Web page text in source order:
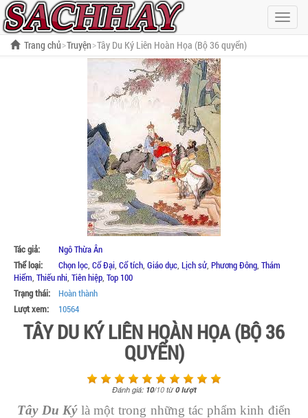
Hiện
menu
Trang chủ Truyện Tây Du Ký Liên Hoàn Họa (Bộ 36 quyển)
Tác giả:
Ngô Thừa Ân
Thể loại:
Chọn lọc, Cổ Đại, Cổ tích, Giáo dục, Lịch sử, Phương Đông, Thám
Hiểm, Thiếu nhi, Tiên hiệp, Top 100
Trạng thái:
Hoàn thành
Lượt xem:
10564
TÂY DU KÝ LIÊN HOÀN HỌA (BỘ 36
QUYỂN)
Đánh giá: 10/10từ0lượt
Tây Du Ký là một trong những tác phẩm kinh điển